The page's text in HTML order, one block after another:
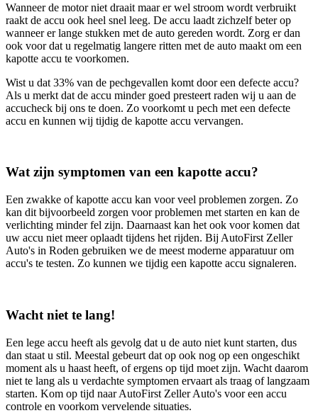
Wanneer de motor niet draait maar er wel stroom wordt verbruikt
raakt de accu ook heel snel leeg. De accu laadt zichzelf beter op
wanneer er lange stukken met de auto gereden wordt. Zorg er dan
ook voor dat u regelmatig langere ritten met de auto maakt om een
kapotte accu te voorkomen.
Wist u dat 33% van de pechgevallen komt door een defecte accu?
Als u merkt dat de accu minder goed presteert raden wij u aan de
accucheck bij ons te doen. Zo voorkomt u pech met een defecte
accu en kunnen wij tijdig de kapotte accu vervangen.
Wat zijn symptomen van een kapotte accu?
Een zwakke of kapotte accu kan voor veel problemen zorgen. Zo
kan dit bijvoorbeeld zorgen voor problemen met starten en kan de
verlichting minder fel zijn. Daarnaast kan het ook voor komen dat
uw accu niet meer oplaadt tijdens het rijden. Bij AutoFirst Zeller
Auto's in Roden gebruiken we de meest moderne apparatuur om
accu's te testen. Zo kunnen we tijdig een kapotte accu signaleren.
Wacht niet te lang!
Een lege accu heeft als gevolg dat u de auto niet kunt starten, dus
dan staat u stil. Meestal gebeurt dat op ook nog op een ongeschikt
moment als u haast heeft, of ergens op tijd moet zijn. Wacht daarom
niet te lang als u verdachte symptomen ervaart als traag of langzaam
starten. Kom op tijd naar AutoFirst Zeller Auto's voor een accu
controle en voorkom vervelende situaties.